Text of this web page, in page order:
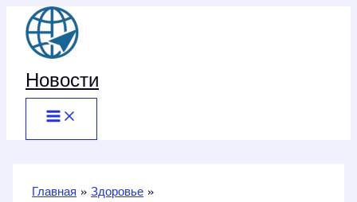
Перейти
содержимому
Новости
Главная
Здоровье